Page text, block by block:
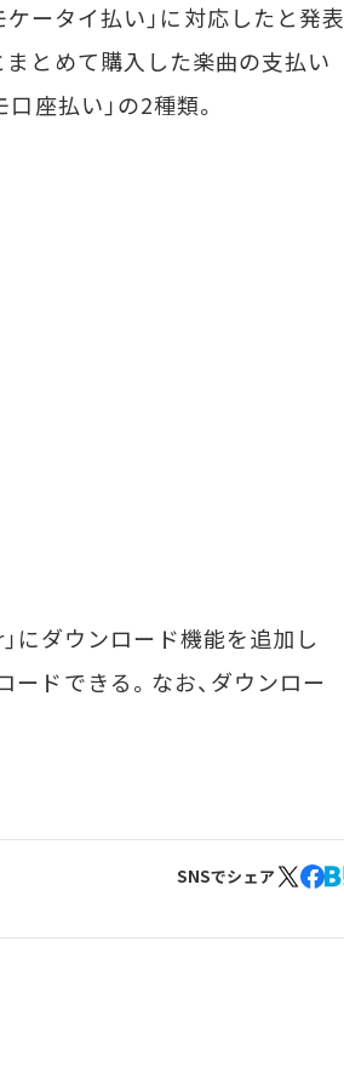
ータイ払い」に対応したと発表
まとめて購入した楽曲の支払い
座払い」の2種類。
にダウンロード機能を追加し
ドできる。なお、ダウンロー
SNSでシェア